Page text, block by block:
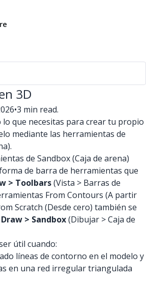
3D
•3 min read.
que necesitas para crear tu propio
mediante las herramientas de
de Sandbox (Caja de arena)
de barra de herramientas que
> Toolbars(Vista > Barras de
From Contours (A partir
Scratch (Desde cero) también se
Draw > Sandbox(Dibujar > Caja de
útil cuando:
líneas de contorno en el modelo y
en una red irregular triangulada